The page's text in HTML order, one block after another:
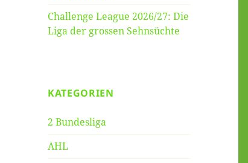
Challenge League 2026/27: Die
Liga der grossen Sehnsüchte
KATEGORIEN
2 Bundesliga
AHL